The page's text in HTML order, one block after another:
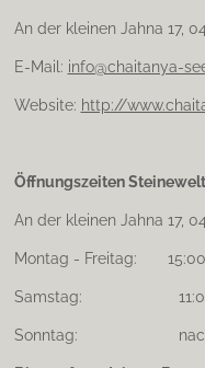
An der kleinen Jahna 17,
E-Mail: info@chaitanya-
Website: http://
Öffnungszeiten
An der kleinen Jahna 17,
Montag - Freitag: 15:00
Samstag: 11:00 -
Sonntag: nach